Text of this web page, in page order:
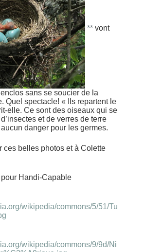
** vont
sans se soucier de la
Quel spectacle! « Ils repartent le
elle. Ce sont des oiseaux qui se
et de verres de terre
danger pour les germes.
ces belles photos et à Colette
Handi-Capable
wikipedia/commons/5/51/Tu
wikipedia/commons/9/9d/Ni